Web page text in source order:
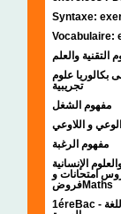
Syntaxe:
Vocabulaire:
التقنية والعلم
بكالوريا علوم
تجريبية
مفهوم الشغل
و اللاوعي
مفهوم الرغبة
الإنسانية
امتحانات و
فروضMaths
1éreBac - ملخص في دروس اللغة